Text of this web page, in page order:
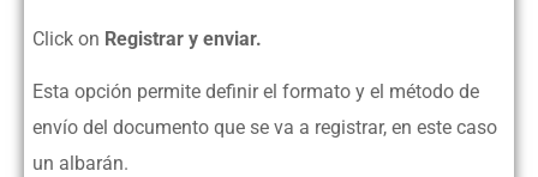
Click on Registrar y enviar.
Esta opción permite definir el formato y el método de
envío del documento que se va a registrar, en este caso
un albarán.